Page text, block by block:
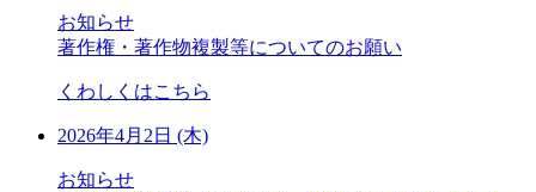
お知らせ
著作権・著作物複製等についてのお願い
くわしくはこちら
2026年4月2日 (木)
お知らせ